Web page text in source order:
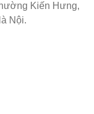
Kiến Hưng,
Nội.